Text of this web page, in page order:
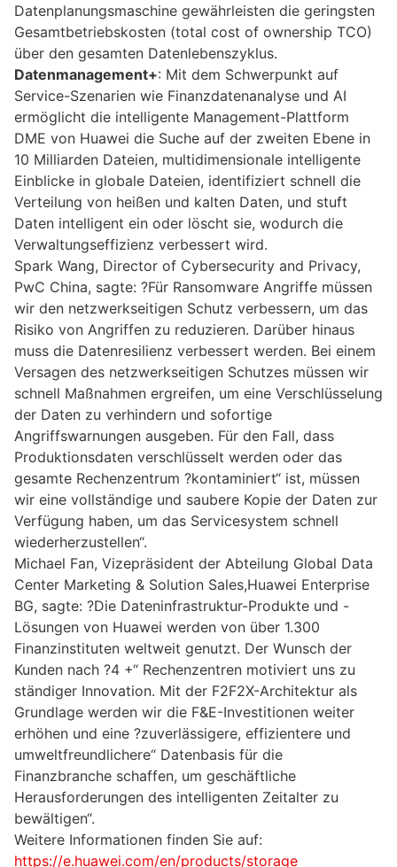
Datenplanungsmaschine gewährleisten die geringsten
Gesamtbetriebskosten (total cost of ownership TCO)
über den gesamten Datenlebenszyklus.
Datenmanagement+: Mit dem Schwerpunkt auf
Service-Szenarien wie Finanzdatenanalyse und AI
ermöglicht die intelligente Management-Plattform
DME von Huawei die Suche auf der zweiten Ebene in
10 Milliarden Dateien, multidimensionale intelligente
Einblicke in globale Dateien, identifiziert schnell die
Verteilung von heißen und kalten Daten, und stuft
Daten intelligent ein oder löscht sie, wodurch die
Verwaltungseffizienz verbessert wird.
Spark Wang, Director of Cybersecurity and Privacy,
PwC China, sagte: ?Für Ransomware Angriffe müssen
wir den netzwerkseitigen Schutz verbessern, um das
Risiko von Angriffen zu reduzieren. Darüber hinaus
muss die Datenresilienz verbessert werden. Bei einem
Versagen des netzwerkseitigen Schutzes müssen wir
schnell Maßnahmen ergreifen, um eine Verschlüsselung
der Daten zu verhindern und sofortige
Angriffswarnungen ausgeben. Für den Fall, dass
Produktionsdaten verschlüsselt werden oder das
gesamte Rechenzentrum ?kontaminiert“ ist, müssen
wir eine vollständige und saubere Kopie der Daten zur
Verfügung haben, um das Servicesystem schnell
wiederherzustellen“.
Michael Fan, Vizepräsident der Abteilung Global Data
Center Marketing & Solution Sales,Huawei Enterprise
BG, sagte: ?Die Dateninfrastruktur-Produkte und -
Lösungen von Huawei werden von über 1.300
Finanzinstituten weltweit genutzt. Der Wunsch der
Kunden nach ?4 +“ Rechenzentren motiviert uns zu
ständiger Innovation. Mit der F2F2X-Architektur als
Grundlage werden wir die F&E-Investitionen weiter
erhöhen und eine ?zuverlässigere, effizientere und
umweltfreundlichere“ Datenbasis für die
Finanzbranche schaffen, um geschäftliche
Herausforderungen des intelligenten Zeitalter zu
bewältigen“.
Weitere Informationen finden Sie auf:
https://e.huawei.com/en/products/storage